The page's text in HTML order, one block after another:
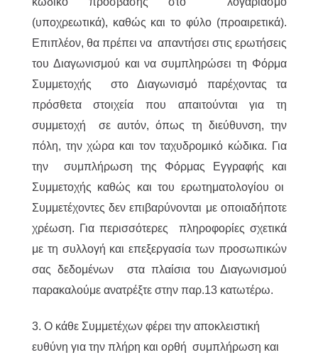
(υποχρεωτικά), καθώς και το φύλο (προαιρετικά).
Επιπλέον, θα πρέπει να απαντήσει στις ερωτήσεις
του Διαγωνισμού και να συμπληρώσει τη Φόρμα
Συμμετοχής στο Διαγωνισμό παρέχοντας τα
πρόσθετα στοιχεία που απαιτούνται για τη
συμμετοχή σε αυτόν, όπως τη διεύθυνση, την
πόλη, την χώρα και τον ταχυδρομικό κώδικα. Για
την συμπλήρωση της Φόρμας Εγγραφής και
Συμμετοχής καθώς και του ερωτηματολογίου οι
Συμμετέχοντες δεν επιβαρύνονται με οποιαδήποτε
χρέωση. Για περισσότερες πληροφορίες σχετικά
με τη συλλογή και επεξεργασία των προσωπικών
σας δεδομένων στα πλαίσια του Διαγωνισμού
παρακαλούμε ανατρέξτε στην παρ.13 κατωτέρω.
3. Ο κάθε Συμμετέχων φέρει την αποκλειστική
ευθύνη για την πλήρη και ορθή συμπλήρωση και